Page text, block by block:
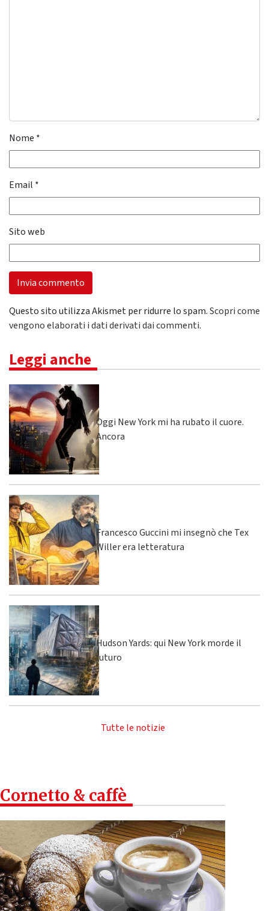
Nome *
Email *
Sito web
Questo sito utilizza Akismet per ridurre lo spam.Scopri come
vengono elaborati i dati derivati dai commenti.
Leggi anche
Oggi New York mi ha rubato il cuore.
Ancora
Francesco Guccini mi insegnò che Tex
Willer era letteratura
Hudson Yards: qui New York morde il
futuro
Tutte le notizie
Cornetto & caffè